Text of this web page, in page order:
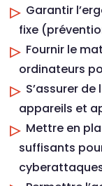
Garantir
fixe
Fournir le
ordinateurs
S’assurer
appareils et
Mettre en
suffisants